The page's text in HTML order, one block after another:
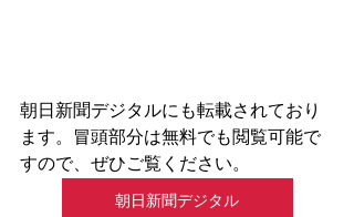
朝日新聞デジタルにも転載されており
ます。冒頭部分は無料でも閲覧可能で
すので、ぜひご覧ください。
朝日新聞デジタル